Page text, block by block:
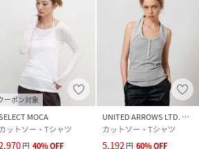
ーポン対象
MOCA
カットソー・Tシャツ
円 40%OFF
UNITED ARROWS LTD. OUTLET
カットソー・Tシャツ
5,192 円 60%OFF